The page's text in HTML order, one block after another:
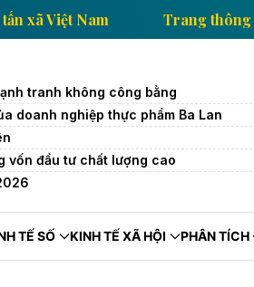
Thông tấn xã Việt Nam
tranh không công bằng
doanh nghiệp thực phẩm Ba Lan
vốn đầu tư chất lượng cao
TẾ SỐ KINH TẾ XÃ HỘI PHÂN TÍCH